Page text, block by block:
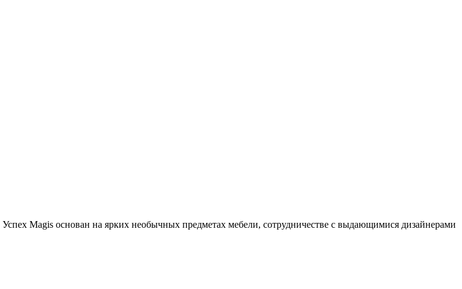
Magis основан на ярких необычных предметах мебели, сотрудничестве с выдающимися дизайнерами